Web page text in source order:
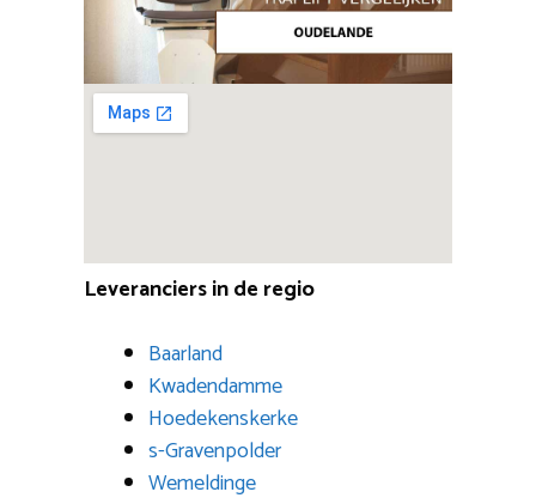
Leveranciers in de regio
Baarland
Kwadendamme
Hoedekenskerke
s-Gravenpolder
Wemeldinge